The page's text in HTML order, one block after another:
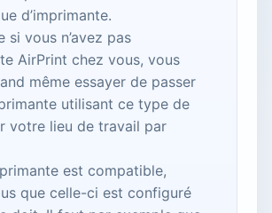
d’imprimante.
si vous n’avez pas
AirPrint chez vous, vous
même essayer de passer
utilisant ce type de
votre lieu de travail par
est compatible,
que celle-ci est configuré